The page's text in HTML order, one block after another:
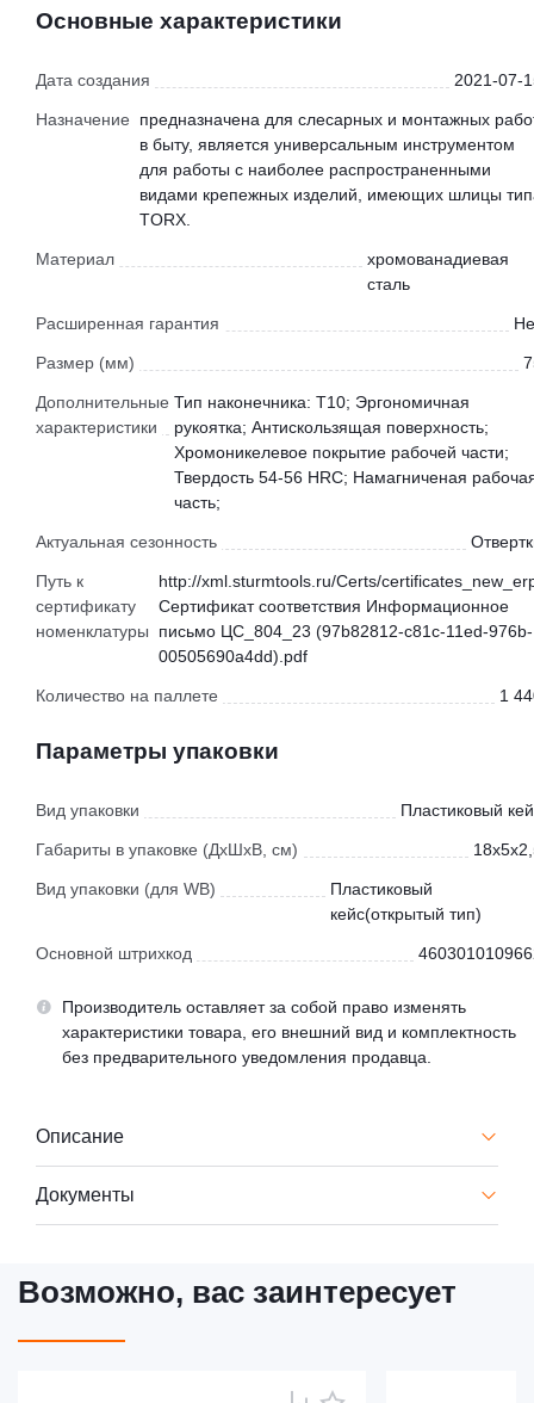
Основные характеристики
Дата создания 2021-07-
Назначение
предназначена для слесарных и монтажных
в быту, является универсальным инструментом
для работы с наиболее распространенными
видами крепежных изделий, имеющих шлицы
TORX.
Материал
хромованадиевая
сталь
Расширенная гарантия
Размер (мм)
Дополнительные
характеристики
Тип наконечника: T10; Эргономичная
рукоятка; Антискользящая поверхность;
Хромоникелевое покрытие рабочей части;
Твердость 54-56 HRC; Намагниченая
часть;
Актуальная сезонность
Путь к
сертификату
номенклатуры
http://xml.sturmtools.ru/Certs/
Сертификат соответствия Информационное
письмо ЦС_804_23 (97b82812-c81c-11ed-976b-
00505690a4dd).pdf
Количество на паллете 1
Параметры упаковки
Вид упаковки Пластиковый
Габариты в упаковке (ДхШхВ, см)
Вид упаковки (для WB)
Пластиковый
кейс(открытый тип)
Основной штрихкод
Производитель оставляет за собой право изменять
характеристики товара, его внешний вид и комплектность
без предварительного уведомления продавца.
Описание
Документы
Возможно, вас заинтересует